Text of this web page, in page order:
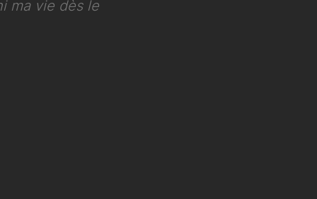
ma vie dès le
ma vie ! Ces
la vie.